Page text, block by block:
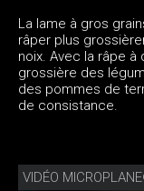
La lame à gros
râper plus
noix. Avec la râpe
grossière des
des pommes de
de consistance.
VIDÉO